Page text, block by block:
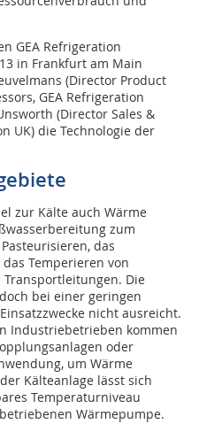
GEA Refrigeration
in Frankfurt am Main
(Director Product
GEA Refrigeration
(Director Sales &
UK) die Technologie der
zur Kälte auch Wärme
zum
das
Temperieren von
Die
bei einer geringen
nicht ausreicht.
Industriebetrieben kommen
oder
um Wärme
Kälteanlage lässt sich
Temperaturniveau
Wärmepumpe.